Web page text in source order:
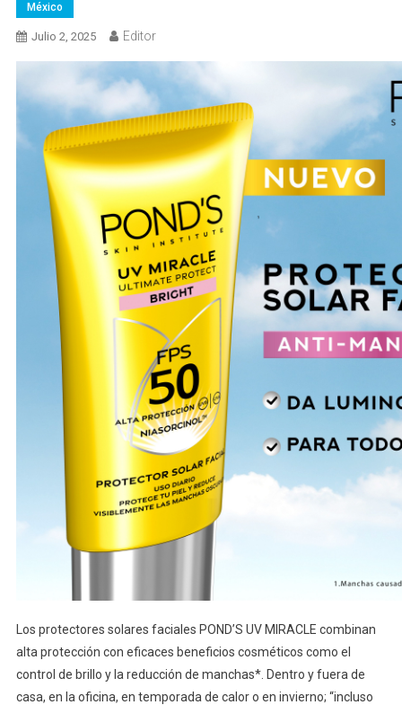
México
Julio 2, 2025 Editor
Los protectores solares faciales POND’S UV MIRACLE combinan
alta protección con eficaces beneficios cosméticos como el
control de brillo y la reducción de manchas*. Dentro y fuera de
casa, en la oficina, en temporada de calor o en invierno; “incluso